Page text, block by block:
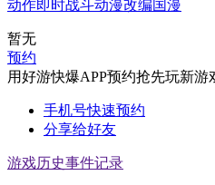
动作即时战斗动漫改编国漫
暂无
预约
用好游快爆APP预约抢先玩新游
手机号快速预约
分享给好友
游戏历史事件记录